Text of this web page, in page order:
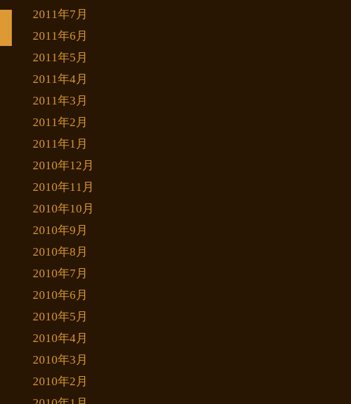
2011年7月
2011年6月
2011年5月
2011年4月
2011年3月
2011年2月
2011年1月
2010年12月
2010年11月
2010年10月
2010年9月
2010年8月
2010年7月
2010年6月
2010年5月
2010年4月
2010年3月
2010年2月